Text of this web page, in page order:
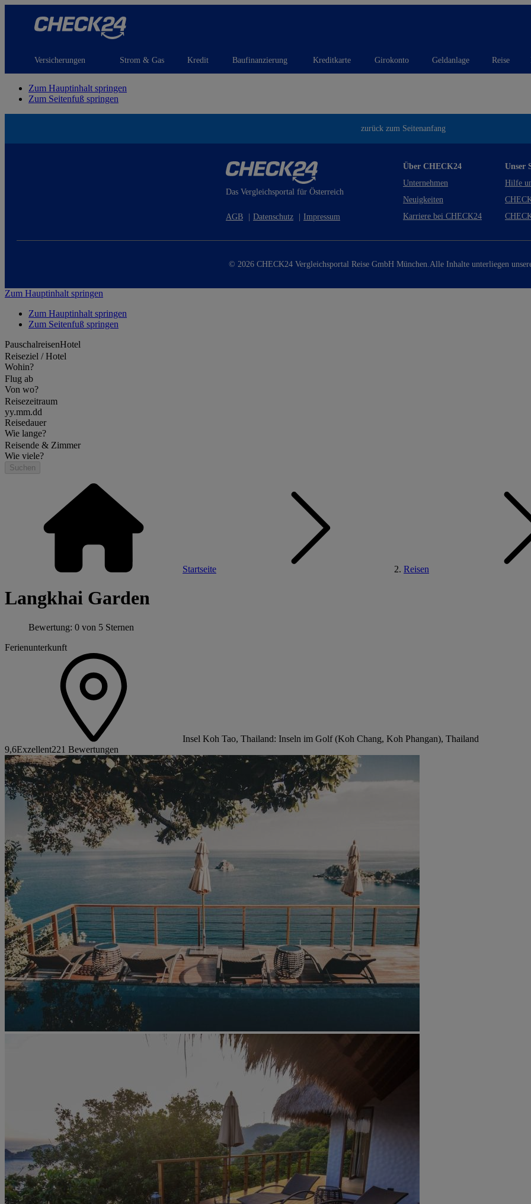
Versicherungen Strom & Gas Kredit Baufinanzierung Kreditkarte Girokonto Geldanlage Reise
Zum Hauptinhalt springen
Zum Seitenfuß springen
zurück zum Seitenanfang
Das Vergleichsportal für Österreich
AGB Datenschutz Impressum
Über CHECK24
Unternehmen
Neuigkeiten
Karriere bei CHECK24
Unser
Hilfe
© 2026 CHECK24 Vergleichsportal Reise GmbH München.Alle Inhalte unterliegen
Zum Hauptinhalt springen
Zum Hauptinhalt springen
Zum Seitenfuß springen
PauschalreisenHotel
Reiseziel / Hotel
Wohin?
Flug ab
Von wo?
Reisezeitraum
yy.mm.dd
Reisedauer
Wie lange?
Reisende & Zimmer
Wie viele?
Suchen
Startseite Reisen
Langkhai Garden
Bewertung: 0 von 5 Sternen
Ferienunterkunft
Insel Koh Tao, Thailand: Inseln im Golf (Koh Chang, Koh Phangan), Thailand
9,6Exzellent221 Bewertungen